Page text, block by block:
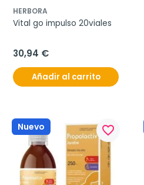
HERBORA
Vital go impulso 20viales
30,94 €
Añadir al carrito
Nuevo favorite_border